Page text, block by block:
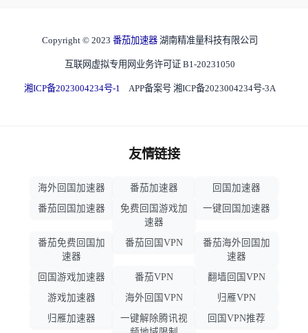
Copyright © 2023 番茄加速器 湖南精准量科技有限公司
互联网虚拟专用网业务许可证 B1-20231050
湘ICP备2023004234号-1 APP备案号 湘ICP备2023004234号-3A
友情链接
海外回国加速器 番茄加速器
回国加速器
番茄回国加速器
免费回国游戏加
速器
一键回国加速器
番茄免费回国加
速器
番茄回国VPN
番茄海外回国加
速器
回国游戏加速器
番茄VPN
翻墙回国VPN
游戏加速器
海外回国VPN
归雁VPN
归雁加速器
一键解除腾讯视
回国VPN推荐